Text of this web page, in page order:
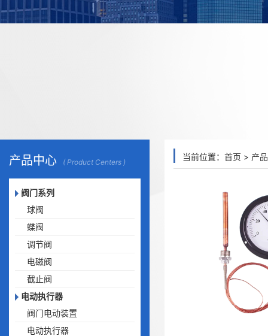
产品中心 ( Product Centers )
阀门系列
球阀
蝶阀
调节阀
电磁阀
截止阀
电动执行器
阀门电动装置
电动执行器
当前位置： 首页 > 产